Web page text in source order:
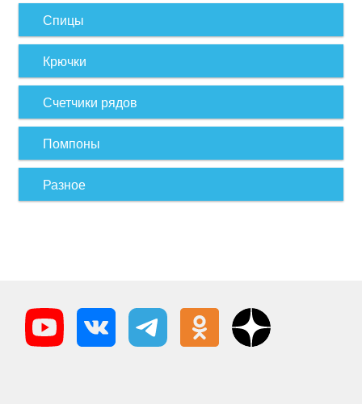
Спицы
Крючки
Счетчики рядов
Помпоны
Разное